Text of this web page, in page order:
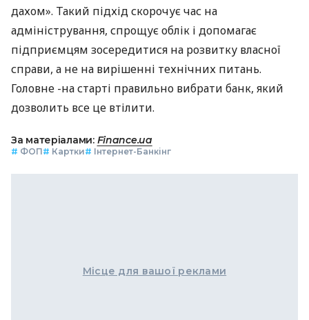
дахом». Такий підхід скорочує час на
адміністрування, спрощує облік і допомагає
підприємцям зосередитися на розвитку власної
справи, а не на вирішенні технічних питань.
Головне -на старті правильно вибрати банк, який
дозволить все це втілити.
За матеріалами: Finance.ua
# ФОП# Картки# Інтернет-Банкінг
Місце для вашої реклами